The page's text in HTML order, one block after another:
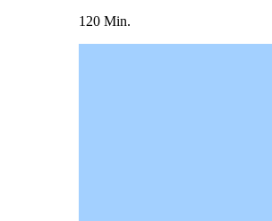
120 Min.